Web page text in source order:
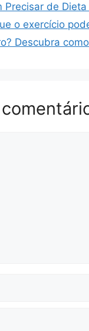
Precisar de
o exercício
Descubra